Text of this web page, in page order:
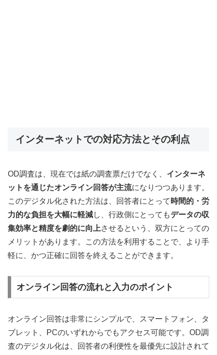
インターネットでの対応方法とその利点
OD調査は、現在では紙の調査票だけでなく、 インターネ
ットを通じたオンライン回答が主流になりつつあります。
このデジタル化された方法は、回答者にとって 時間的・労
力的な負担を大幅に軽減し、行政側にとってもデータの収
集効率と精度を劇的に向上させるという、双方にとっての
メリットがあります。この方法を利用することで、より手
軽に、かつ正確に回答を終えることができます。
オンライン回答の流れと入力のポイント
オンライン回答は非常にシンプルで、スマートフォン、タ
ブレット、PCのいずれからでもアクセス可能です。OD調
査のデジタル化は、回答者の利便性を最優先に設計されて